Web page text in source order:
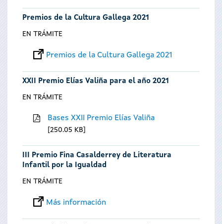
Premios de la Cultura Gallega 2021
EN TRÁMITE
Premios de la Cultura Gallega 2021
XXII Premio Elías Valiña para el año 2021
EN TRÁMITE
Bases XXII Premio Elías Valiña
250.05 KB
III Premio Fina Casalderrey de Literatura
Infantil por la Igualdad
EN TRÁMITE
Más información